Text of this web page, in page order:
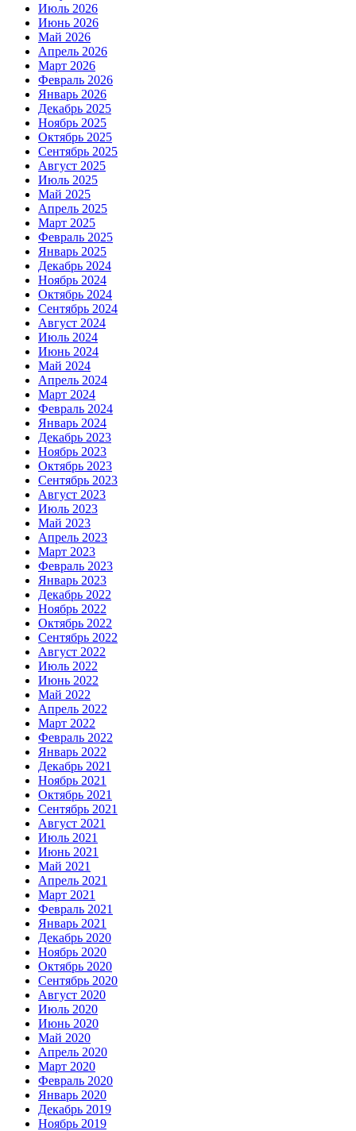
Июль 2026
Июнь 2026
Май 2026
Апрель 2026
Март 2026
Февраль 2026
Январь 2026
Декабрь 2025
Ноябрь 2025
Октябрь 2025
Сентябрь 2025
Август 2025
Июль 2025
Май 2025
Апрель 2025
Март 2025
Февраль 2025
Январь 2025
Декабрь 2024
Ноябрь 2024
Октябрь 2024
Сентябрь 2024
Август 2024
Июль 2024
Июнь 2024
Май 2024
Апрель 2024
Март 2024
Февраль 2024
Январь 2024
Декабрь 2023
Ноябрь 2023
Октябрь 2023
Сентябрь 2023
Август 2023
Июль 2023
Май 2023
Апрель 2023
Март 2023
Февраль 2023
Январь 2023
Декабрь 2022
Ноябрь 2022
Октябрь 2022
Сентябрь 2022
Август 2022
Июль 2022
Июнь 2022
Май 2022
Апрель 2022
Март 2022
Февраль 2022
Январь 2022
Декабрь 2021
Ноябрь 2021
Октябрь 2021
Сентябрь 2021
Август 2021
Июль 2021
Июнь 2021
Май 2021
Апрель 2021
Март 2021
Февраль 2021
Январь 2021
Декабрь 2020
Ноябрь 2020
Октябрь 2020
Сентябрь 2020
Август 2020
Июль 2020
Июнь 2020
Май 2020
Апрель 2020
Март 2020
Февраль 2020
Январь 2020
Декабрь 2019
Ноябрь 2019